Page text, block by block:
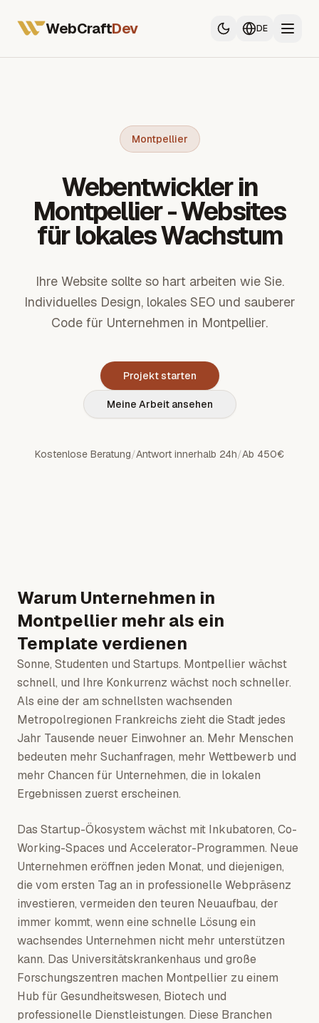
WebCraftDev DE
Webentwickler Frankreich
SEO & GEO
Webentwickler Frankreich
Montpellier
Webentwickler in
Montpellier - Websites
für lokales Wachstum
Ihre Website sollte so hart arbeiten wie Sie.
Individuelles Design, lokales SEO und sauberer
Code für Unternehmen in Montpellier.
Projekt starten
Meine Arbeit ansehen
Kostenlose Beratung/Antwort innerhalb 24h/Ab 450€
Warum Unternehmen in
Montpellier mehr als ein
Template verdienen
Sonne, Studenten und Startups. Montpellier wächst
schnell, und Ihre Konkurrenz wächst noch schneller.
Als eine der am schnellsten wachsenden
Metropolregionen Frankreichs zieht die Stadt jedes
Jahr Tausende neuer Einwohner an. Mehr Menschen
bedeuten mehr Suchanfragen, mehr Wettbewerb und
mehr Chancen für Unternehmen, die in lokalen
Ergebnissen zuerst erscheinen.
Das Startup-Ökosystem wächst mit Inkubatoren, Co-
Working-Spaces und Accelerator-Programmen. Neue
Unternehmen eröffnen jeden Monat, und diejenigen,
die vom ersten Tag an in professionelle Webpräsenz
investieren, vermeiden den teuren Neuaufbau, der
immer kommt, wenn eine schnelle Lösung ein
wachsendes Unternehmen nicht mehr unterstützen
kann. Das Universitätskrankenhaus und große
Forschungszentren machen Montpellier zu einem
Hub für Gesundheitswesen, Biotech und
professionelle Dienstleistungen. Diese Branchen